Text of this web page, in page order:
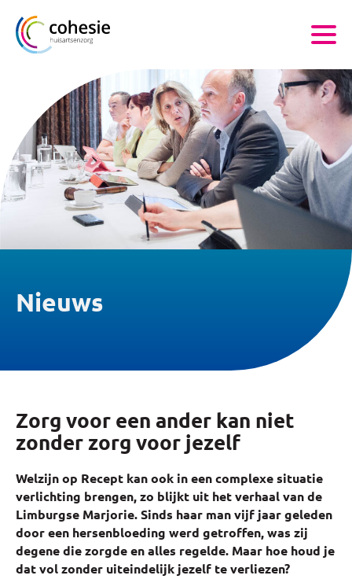
Nieuws
Zorg voor een ander kan niet
zonder zorg voor jezelf
Welzijn op Recept kan ook in een complexe situatie
verlichting brengen, zo blijkt uit het verhaal van de
Limburgse Marjorie. Sinds haar man vijf jaar geleden
door een hersenbloeding werd getroffen, was zij
degene die zorgde en alles regelde. Maar hoe houd je
dat vol zonder uiteindelijk jezelf te verliezen?